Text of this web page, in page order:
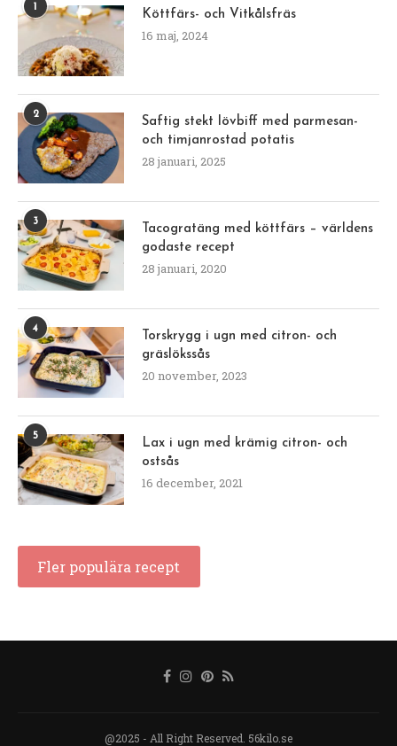
1
Köttfärs- och Vitkålsfräs
16 maj, 2024
2
Saftig stekt lövbiff med parmesan-
och timjanrostad potatis
28 januari, 2025
3
Tacogratäng med köttfärs – världens
godaste recept
28 januari, 2020
4
Torskrygg i ugn med citron- och
gräslökssås
20 november, 2023
5
Lax i ugn med krämig citron- och
ostsås
16 december, 2021
Fler populära recept
@2025 - All Right Reserved. 56kilo.se